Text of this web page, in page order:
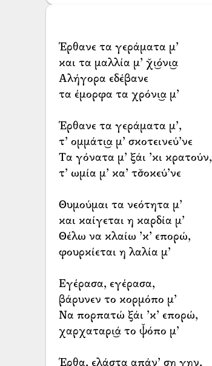
Έρθανε τα γεράματα μ’
και τα μαλλία μ’ χ̌ι͜όνι͜α
Αλήγορα εδέβανε
τα έμορφα τα χρόνι͜α μ’
Έρθανε τα γεράματα μ’,
τ’ ομμάτι͜α μ’ σκοτεινεύ’νε
Τα γόνατα μ’ ξάι ’κι κρατούν,
τ’ ωμία μ’ κα’ τσ̌οκεύ’νε
Θυμούμαι τα νεότητα μ’
και καίγεται η καρδία μ’
Θέλω να κλαίω ’κ’ επορώ,
φουρκίεται η λαλία μ’
Εγέρασα, εγέρασα,
βάρυνεν το κορμόπο μ’
Να πορπατώ ξάι ’κ’ επορώ,
χαρχαταρι͜ά το ψ̌όπο μ’
Έρθα, ελάστα απάν’ ση γην,